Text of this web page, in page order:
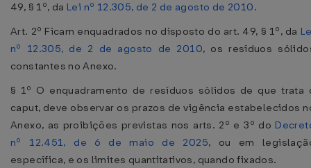
49, § 1º, da Lei nº 12.305, de 2 de agosto de 2010.
Art. 2º Ficam enquadrados no disposto do art. 49, § 1º, da
nº 12.305, de 2 de agosto de 2010, os resíduos
constantes no Anexo.
§ 1º O enquadramento de resíduos sólidos de que trata
caput, deve observar os prazos de vigência estabelecidos
Anexo, as proibições previstas nos arts. 2º e 3º do
nº 12.451, de 6 de maio de 2025, ou em
específica, e os limites quantitativos, quando fixados.